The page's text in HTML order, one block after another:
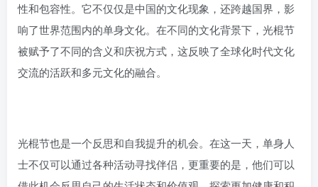
性和包容性。它不仅仅是中国的文化现象，还跨越国界，影
响了世界范围内的单身文化。在不同的文化背景下，光棍节
被赋予了不同的含义和庆祝方式，这反映了全球化时代文化
交流的活跃和多元文化的融合。
光棍节也是一个反思和自我提升的机会。在这一天，单身人
士不仅可以通过各种活动寻找伴侣，更重要的是，他们可以